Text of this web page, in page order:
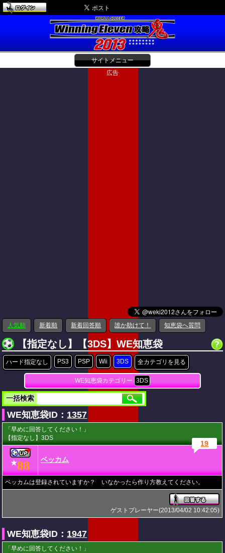
サイトメニュー
広告
人気順 新着順 新着回答順 誰か助けて！ 知恵袋へ質問
【指定なし】【3DS】WE知恵袋
ハード指定なし PS3 PSP Wii 3DS 全カテゴリを見る
WE知恵袋カテゴリー 3DS
一括検索
WE知恵袋ID： 1357
「早めに回答してください！」
【指定なし】3DS
★88 ベッカム
19
ベッカムは登録されていますか？ いなかったら作り方教えてください。
ゲストプレーヤー(2013/04/02 10:42:05)
WE知恵袋ID： 1947
「早めに回答してください！」